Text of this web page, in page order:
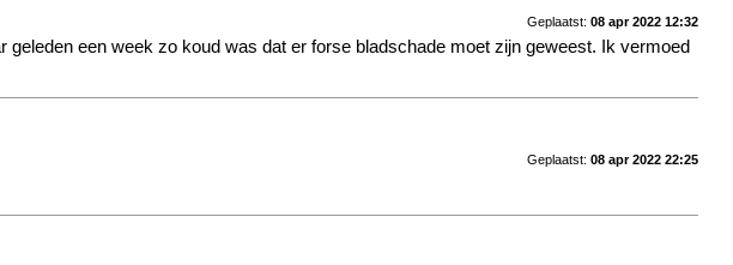
Geplaatst: 08 apr 2022 12:32
een week zo koud was dat er forse bladschade moet zijn geweest. Ik vermoed
Geplaatst: 08 apr 2022 22:25